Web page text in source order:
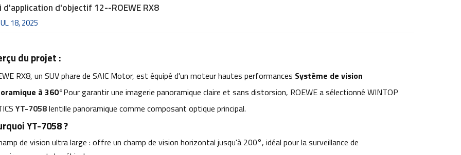
d'application d'objectif 12--ROEWE RX8
18, 2025
du projet :
RX8, un SUV phare de SAIC Motor, est équipé d'un moteur hautes performances Système de vision
à 360°Pour garantir une imagerie panoramique claire et sans distorsion, ROEWE a sélectionné WINTOP
YT-7058lentille panoramique comme composant optique principal.
YT-7058 ?
de vision ultra large : offre un champ de vision horizontal jusqu'à 200°, idéal pour la surveillance de